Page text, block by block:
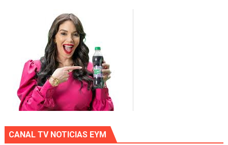
CANAL TV NOTICIAS EYM